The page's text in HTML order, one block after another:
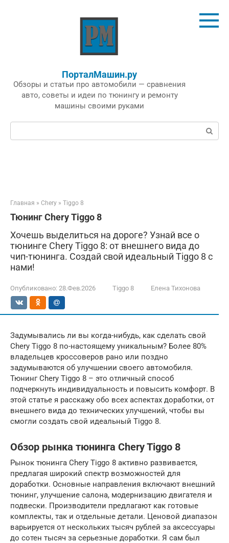
ПорталМашин.ру
Обзоры и статьи про автомобили — сравнения
авто, советы и идеи по тюнингу и ремонту
машины своими руками
Поиск:
Главная » Chery » Tiggo 8
Тюнинг Chery Tiggo 8
Хочешь выделиться на дороге? Узнай все о
тюнинге Chery Tiggo 8: от внешнего вида до
чип-тюнинга. Создай свой идеальный Tiggo 8 с
нами!
Опубликовано: 28.Фев.2026 Tiggo 8 Елена Тихонова
Задумывались ли вы когда-нибудь, как сделать свой
Chery Tiggo 8 по-настоящему уникальным? Более 80%
владельцев кроссоверов рано или поздно
задумываются об улучшении своего автомобиля.
Тюнинг Chery Tiggo 8 – это отличный способ
подчеркнуть индивидуальность и повысить комфорт. В
этой статье я расскажу обо всех аспектах доработки, от
внешнего вида до технических улучшений, чтобы вы
смогли создать свой идеальный Tiggo 8.
Обзор рынка тюнинга Chery Tiggo 8
Рынок тюнинга Chery Tiggo 8 активно развивается,
предлагая широкий спектр возможностей для
доработки. Основные направления включают внешний
тюнинг, улучшение салона, модернизацию двигателя и
подвески. Производители предлагают как готовые
комплекты, так и отдельные детали. Ценовой диапазон
варьируется от нескольких тысяч рублей за аксессуары
до сотен тысяч за серьезные доработки. Я сам был